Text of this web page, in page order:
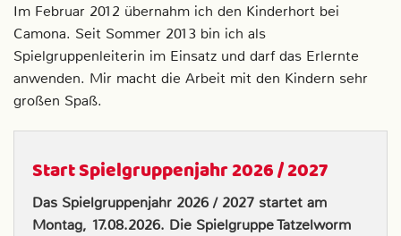
Im Februar 2012 übernahm ich den Kinderhort bei
Camona. Seit Sommer 2013 bin ich als
Spielgruppenleiterin im Einsatz und darf das Erlernte
anwenden. Mir macht die Arbeit mit den Kindern sehr
großen Spaß.
Start Spielgruppenjahr 2026 / 2027
Das Spielgruppenjahr 2026 / 2027 startet am
Montag, 17.08.2026. Die Spielgruppe Tatzelworm